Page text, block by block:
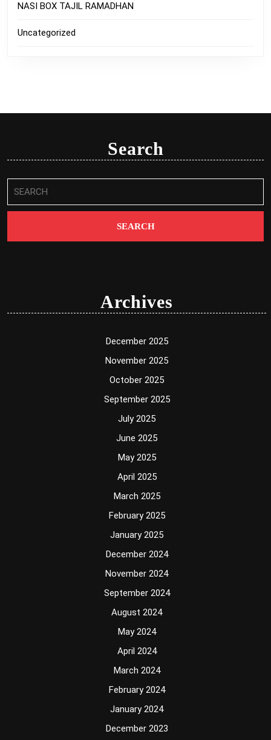
NASI BOX TAJIL RAMADHAN
Uncategorized
Search
for:
Archives
December 2025
November 2025
October 2025
September 2025
July 2025
June 2025
May 2025
April 2025
March 2025
February 2025
January 2025
December 2024
November 2024
September 2024
August 2024
May 2024
April 2024
March 2024
February 2024
January 2024
December 2023